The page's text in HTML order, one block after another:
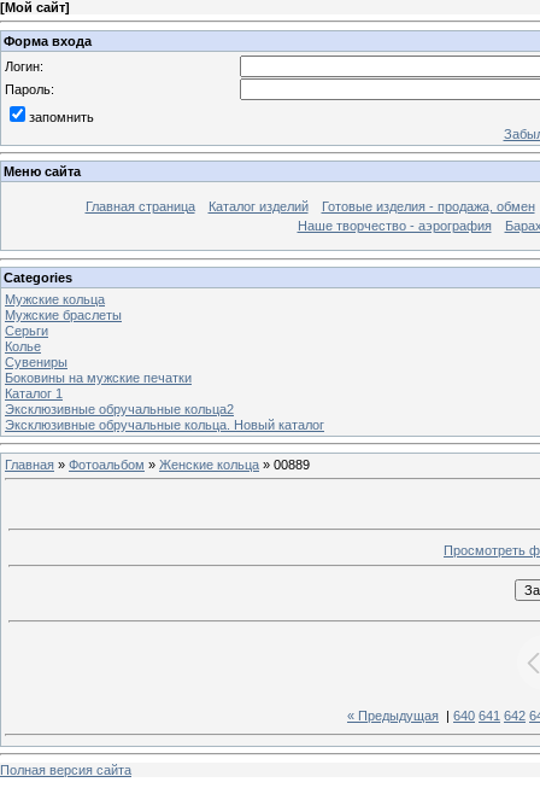
[Мой сайт]
Форма входа
Логин:
Пароль:
запомнить
Меню сайта
Главная страница Каталог изделий
Готовые изделия - продажа, обмен
Наше творчество - аэрография
Categories
Мужские кольца
Мужские браслеты
Серьги
Колье
Сувениры
Боковины на мужские печатки
Каталог 1
Эксклюзивные обручальные кольца2
Эксклюзивные обручальные кольца. Новый каталог
Главная » Фотоальбом » Женские кольца » 00889
Просмотреть
« Предыдущая 640 641 642
Полная версия сайта